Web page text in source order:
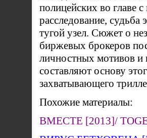
полицейских во главе
расследование, судьба
тугой узел. Сюжет о
биржевых брокеров
личностных мотивов и
составляют основу
захватывающего
Похожие материалы:
ВМЕСТЕ [2013]/